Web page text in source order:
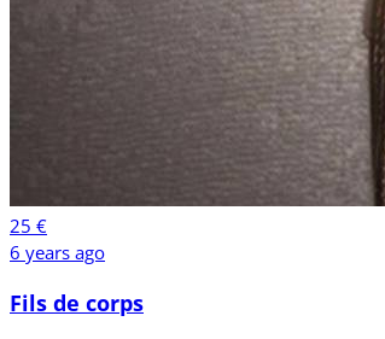
25 €
6 years ago
Fils de corps